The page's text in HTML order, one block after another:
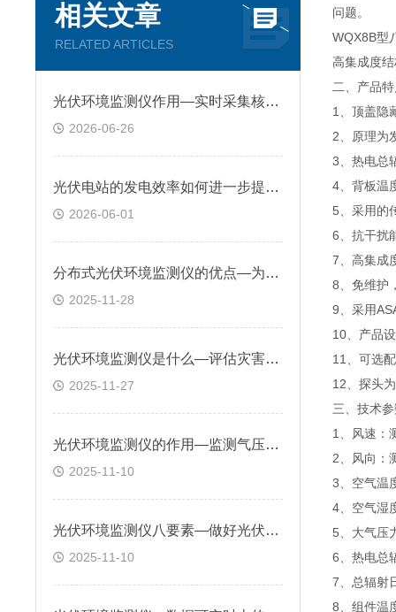
相关文章
RELATED ARTICLES
​光伏环境监测仪作用—实时采集核心环境参数，提前规避光伏设备受损隐患
2026-06-26
光伏电站的发电效率如何进一步提升？光伏环境监测仪实时监测关键气象数据
2026-06-01
分布式光伏环境监测仪的优点—为光伏系统布局和角度调整提供科学依据
2025-11-28
光伏环境监测仪是什么—评估灾害环境对组件性能的影响，提前采取防护措施
2025-11-27
光伏环境监测仪的作用—监测气压和紫外线强度，评估环境对组件性能的影响
2025-11-10
光伏环境监测仪八要素—做好光伏电站环境监测，提升电站可管理性保障发电
2025-11-10
问题。
WQX8B型
高集成度
二、产品
1、顶盖隐
2、原理为
3、热电总
4、背板温
5、采用的
6、抗干扰
7、高集成
8、免维护
9、采用
10、产品
11、可选
12、探头
三、技术
1、风速：
2、风向：
3、空气温
4、空气湿
5、大气压
6、热电总
7、总辐射
8、组件温